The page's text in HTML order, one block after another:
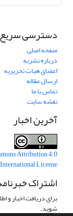
دسترسی سریع
صفحه اصلی
درباره نشریه
اعضای هیات تحریریه
ارسال مقاله
تماس با ما
نقشه سایت
آخرین اخبار
Attribution 4.0
International License
اشتراک
برای دریافت اخبار و
شوید.